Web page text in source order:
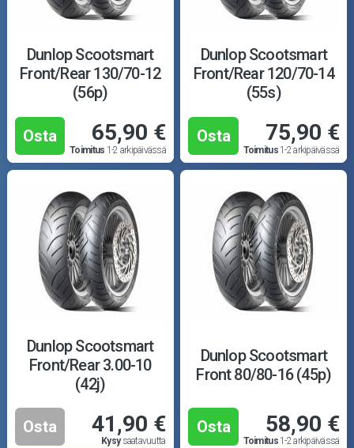
Dunlop Scootsmart
Front/Rear 130/70-12
(56p)
Osta 65,90 €
Toimitus 1-2 arkipäivässä
Dunlop Scootsmart
Front/Rear 120/70-14
(55s)
Osta 75,90 €
Toimitus1-2 arkipäivässä
Dunlop Scootsmart
Front/Rear 3.00-10
(42j)
Osta 41,90 €
Kysysaatavuutta
Dunlop Scootsmart
Front 80/80-16 (45p)
Osta 58,90 €
Toimitus1-2 arkipäivässä